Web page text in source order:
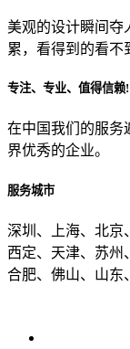
目前主要的营销渠
美观的设计瞬间夺
累，看得到的看不
专注、专业、值得信赖!
在中国我们的服务
界优秀的企业。
服务城市
深圳、上海、北京
西定、天津、苏州
合肥、佛山、山东